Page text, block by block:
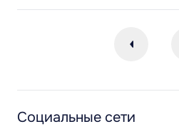
Социальные сети